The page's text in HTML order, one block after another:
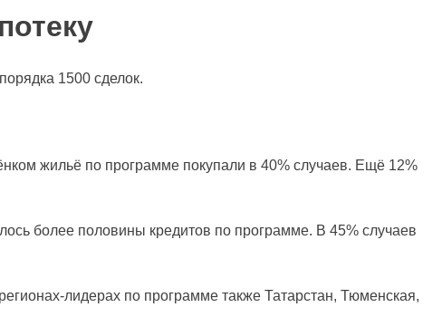
1500 сделок.
жильё по программе покупали в 40% случаев. Ещё 12%
более половины кредитов по программе. В 45% случаев
лидерах по программе также Татарстан, Тюменская,